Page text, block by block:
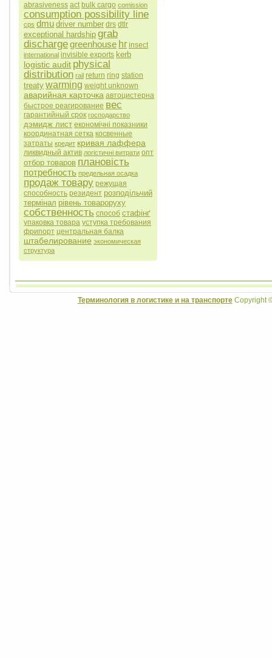
abrasiveness act bulk cargo comission
consumption possibility line
cps dmu driver number drs dtlr
exceptional hardship grab
dischargegreenhouse hr insect
international invisible exports kerb
logistic audit physical
distribution rail return ring station
treaty warming weight unknown
аварийная карточка автоцистерна
быстрое реагирование вес
гарантийный срок господарство
дэмидж лист економічні показники
координатная сетка косвенные
затраты кредит кривая лаффера
ликвидный актив логістичні витрати опт
отбор товаров плановість
потребность предельная осадка
продаж товару режущая
способность резидент розподільчий
термінал рівень товароруху
собственность способ стафінґ
упаковка товара уступка требования
фрипорт центральная балка
штабелирование экономическая
структура
Терминология в логистике и на транспортеCopyright